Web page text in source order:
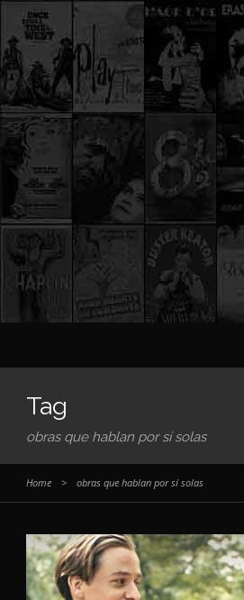
Tag
obras que hablan por sí solas
Home > obras que hablan por sí solas